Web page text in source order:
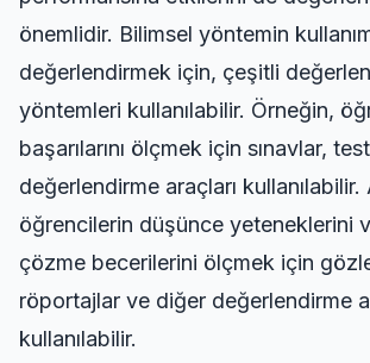
önemlidir. Bilimsel yöntemin
değerlendirmek için, çeşitli
yöntemleri kullanılabilir. Örneğin,
başarılarını ölçmek için sınavlar,
değerlendirme araçları kullanılabilir.
öğrencilerin düşünce yeteneklerini
çözme becerilerini ölçmek için
röportajlar ve diğer değerlendirme
kullanılabilir.